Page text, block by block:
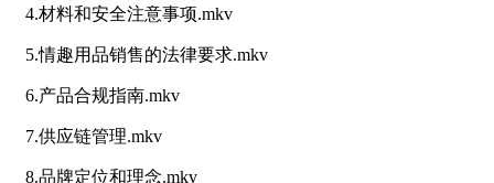
4.材料和安全注意事项.mkv
5.情趣用品销售的法律要求.mkv
6.产品合规指南.mkv
7.供应链管理.mkv
8.品牌定位和理念.mkv